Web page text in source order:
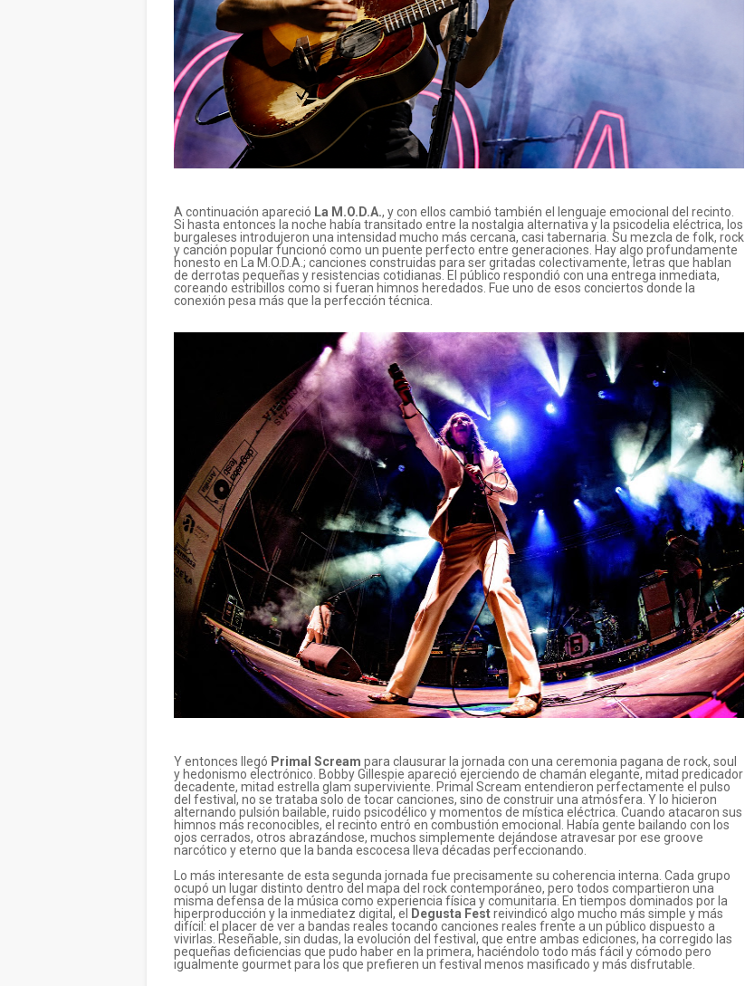
A continuación apareció La M.O.D.A., y con ellos cambió también el lenguaje emocional del recinto.
Si hasta entonces la noche había transitado entre la nostalgia alternativa y la psicodelia eléctrica, los
burgaleses introdujeron una intensidad mucho más cercana, casi tabernaria. Su mezcla de folk, rock
y canción popular funcionó como un puente perfecto entre generaciones. Hay algo profundamente
honesto en La M.O.D.A.; canciones construidas para ser gritadas colectivamente, letras que hablan
de derrotas pequeñas y resistencias cotidianas. El público respondió con una entrega inmediata,
coreando estribillos como si fueran himnos heredados. Fue uno de esos conciertos donde la
conexión pesa más que la perfección técnica.
Y entonces llegó Primal Scream para clausurar la jornada con una ceremonia pagana de rock, soul
y hedonismo electrónico. Bobby Gillespie apareció ejerciendo de chamán elegante, mitad predicador
decadente, mitad estrella glam superviviente. Primal Scream entendieron perfectamente el pulso
del festival, no se trataba solo de tocar canciones, sino de construir una atmósfera. Y lo hicieron
alternando pulsión bailable, ruido psicodélico y momentos de mística eléctrica. Cuando atacaron sus
himnos más reconocibles, el recinto entró en combustión emocional. Había gente bailando con los
ojos cerrados, otros abrazándose, muchos simplemente dejándose atravesar por ese groove
narcótico y eterno que la banda escocesa lleva décadas perfeccionando.
Lo más interesante de esta segunda jornada fue precisamente su coherencia interna. Cada grupo
ocupó un lugar distinto dentro del mapa del rock contemporáneo, pero todos compartieron una
misma defensa de la música como experiencia física y comunitaria. En tiempos dominados por la
hiperproducción y la inmediatez digital, el
Degusta Festreivindicó algo mucho más simple y más
difícil: el placer de ver a bandas reales tocando canciones reales frente a un público dispuesto a
vivirlas. Reseñable, sin dudas, la evolución del festival, que entre ambas ediciones, ha corregido las
pequeñas deficiencias que pudo haber en la primera, haciéndolo todo más fácil y cómodo pero
igualmente gourmet para los que prefieren un festival menos masificado y más disfrutable.